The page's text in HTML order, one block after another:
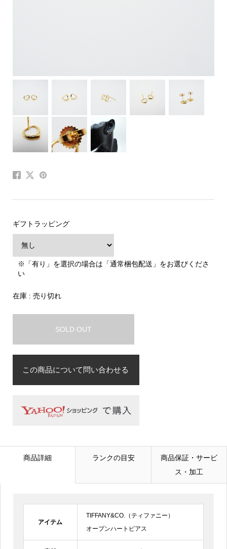
ギフトラッピング
※「有り」を選択の場合は「通常梱包配送」をお選びくださ
い
在庫 : 売り切れ
SOLD OUT
この商品について問い合わせる
お問合せ内容 必須
商品詳細 ランクの目安
商品保証・サービ
ス・加工
アイテム
TIFFANY&CO.（ティファニー）
オープンハートピアス